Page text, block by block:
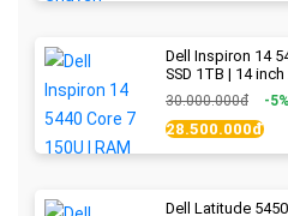
Dell Inspiron 14
SSD 1TB | 14
Blue - New Fullbox
30.000.000đ -5%
28.500.000đ
Dell Latitude